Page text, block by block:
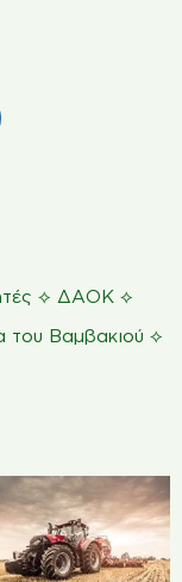
⟡ ΔΑΟΚ ⟡
του Βαμβακιού ⟡